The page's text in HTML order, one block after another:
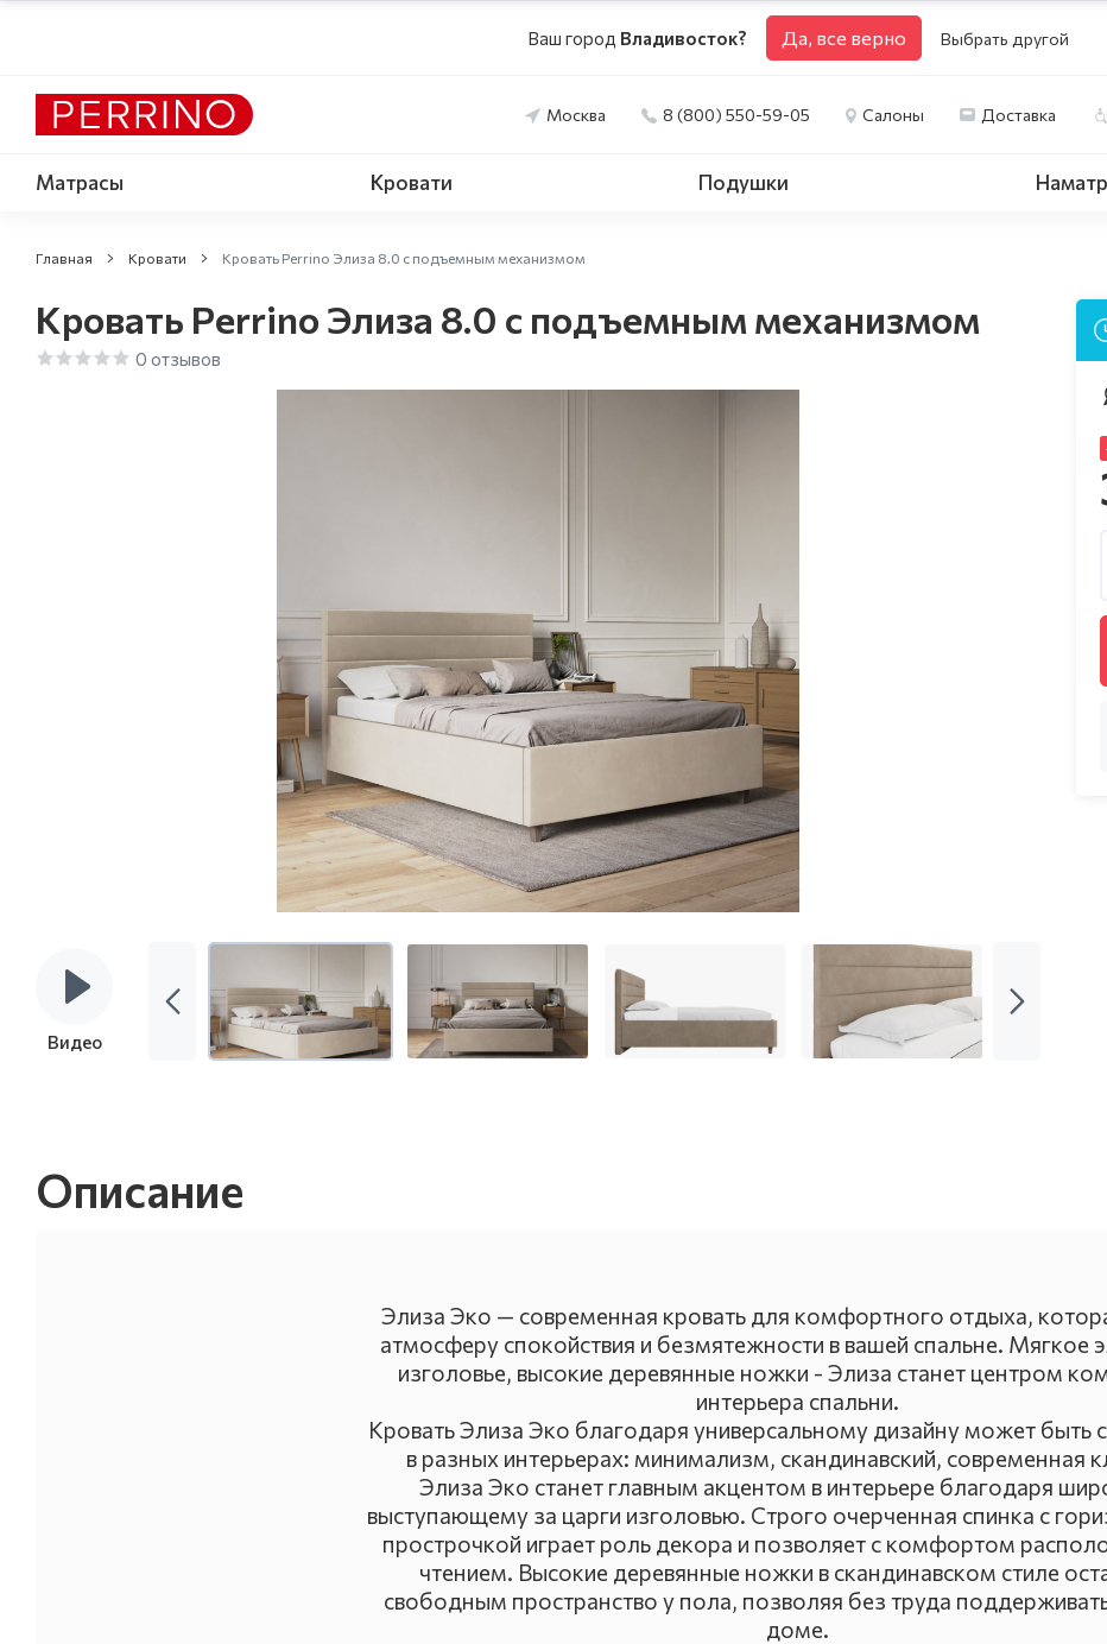
Ваш город Владивосток? Да, все верно Выбрать другой
Москва 8 (800) 550-59-05 Салоны Доставка
Матрасы Кровати Подушки
Главная Кровати Кровать Perrino Элиза 8.0 с подъемным механизмом
Кровать Perrino Элиза 8.0 с подъемным механизмом
0 отзывов
Видео
Описание
Элиза Эко — современная кровать для комфортного отдыха,
атмосферу спокойствия и безмятежности в вашей спальне. Мягкое
изголовье, высокие деревянные ножки - Элиза станет центром
интерьера спальни.
Кровать Элиза Эко благодаря универсальному дизайну может быть
в разных интерьерах: минимализм, скандинавский, современная
Элиза Эко станет главным акцентом в интерьере благодаря
выступающему за царги изголовью. Строго очерченная спинка с
прострочкой играет роль декора и позволяет с комфортом
чтением. Высокие деревянные ножки в скандинавском стиле
свободным пространство у пола, позволяя без труда
доме.